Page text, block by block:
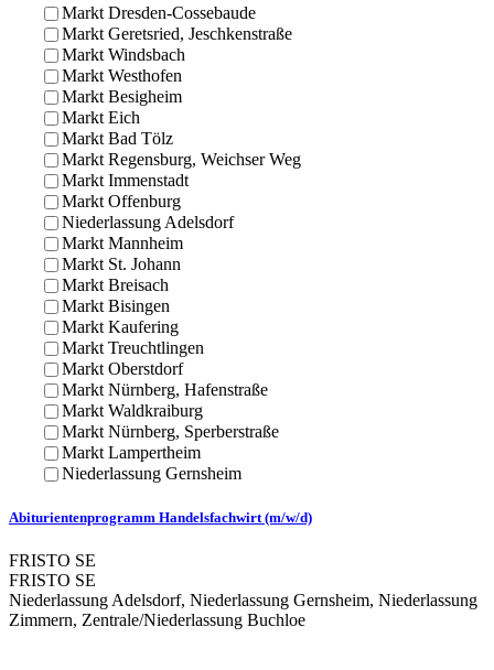
Markt Dresden-Cossebaude
Markt Geretsried, Jeschkenstraße
Markt Windsbach
Markt Westhofen
Markt Besigheim
Markt Eich
Markt Bad Tölz
Markt Regensburg, Weichser Weg
Markt Immenstadt
Markt Offenburg
Niederlassung Adelsdorf
Markt Mannheim
Markt St. Johann
Markt Breisach
Markt Bisingen
Markt Kaufering
Markt Treuchtlingen
Markt Oberstdorf
Markt Nürnberg, Hafenstraße
Markt Waldkraiburg
Markt Nürnberg, Sperberstraße
Markt Lampertheim
Niederlassung Gernsheim
Abiturientenprogramm Handelsfachwirt (m/w/d)
FRISTO SE
FRISTO SE
Niederlassung Adelsdorf, Niederlassung Gernsheim, Niederlassung
Zimmern, Zentrale/Niederlassung Buchloe